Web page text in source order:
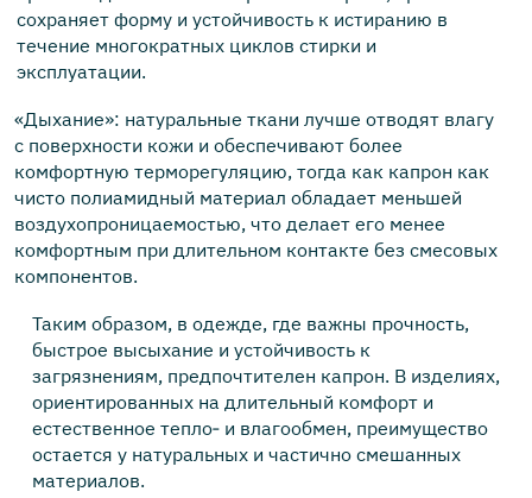
сохраняет форму и устойчивость к истиранию в
течение многократных циклов стирки и
эксплуатации.
«Дыхание»: натуральные ткани лучше отводят влагу
с поверхности кожи и обеспечивают более
комфортную терморегуляцию, тогда как капрон как
чисто полиамидный материал обладает меньшей
воздухопроницаемостью, что делает его менее
комфортным при длительном контакте без смесовых
компонентов.
Таким образом, в одежде, где важны прочность,
быстрое высыхание и устойчивость к
загрязнениям, предпочтителен капрон. В изделиях,
ориентированных на длительный комфорт и
естественное тепло‑ и влагообмен, преимущество
остается у натуральных и частично смешанных
материалов.